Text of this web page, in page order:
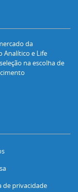
da
Analítico e Life
na escolha de
de privacidade